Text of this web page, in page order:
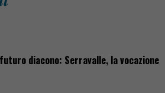
diacono: Serravalle, la vocazione